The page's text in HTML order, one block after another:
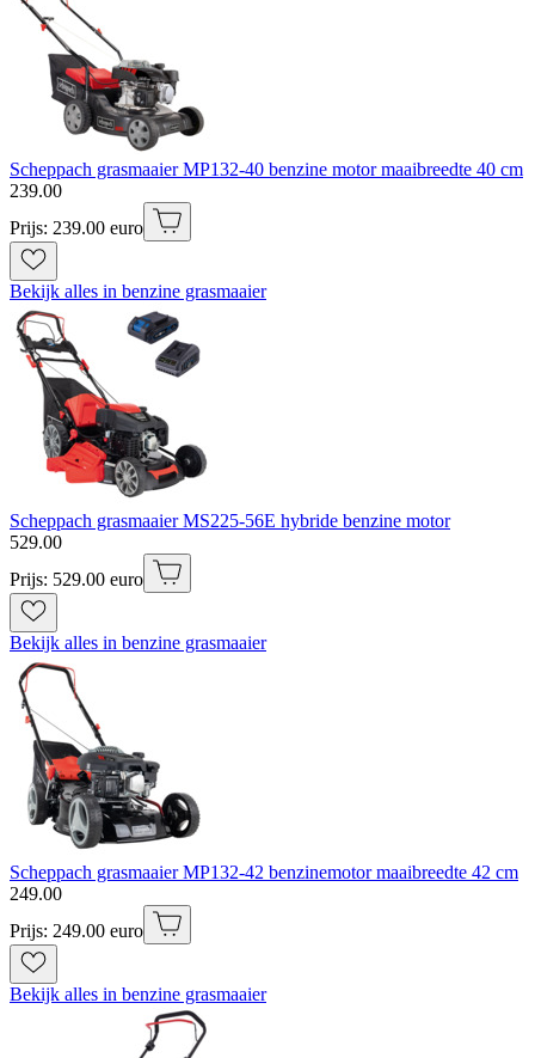
Scheppach grasmaaier MP132-40 benzine motor maaibreedte 40 cm
239.00
Prijs: 239.00 euro
Bekijk alles in benzine grasmaaier
Scheppach grasmaaier MS225-56E hybride benzine motor
529.00
Prijs: 529.00 euro
Bekijk alles in benzine grasmaaier
Scheppach grasmaaier MP132-42 benzinemotor maaibreedte 42 cm
249.00
Prijs: 249.00 euro
Bekijk alles in benzine grasmaaier